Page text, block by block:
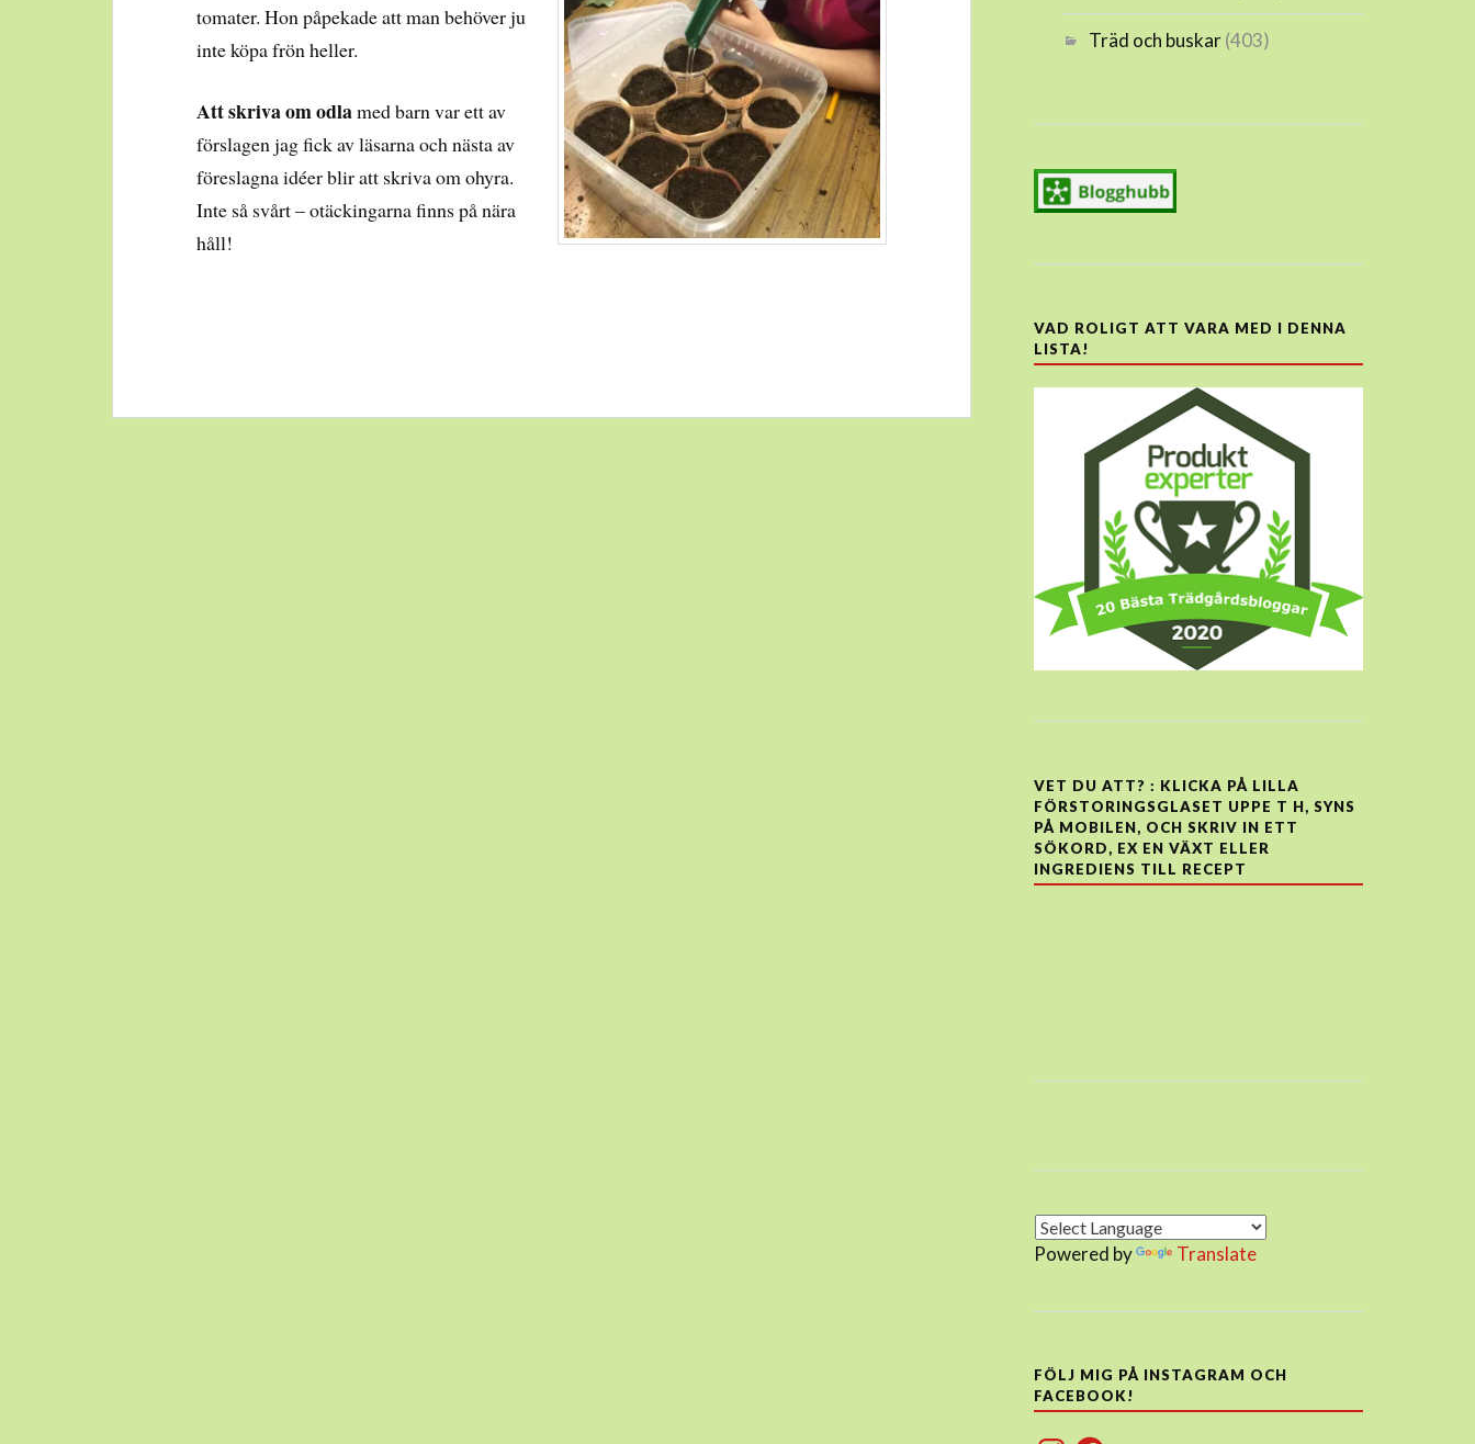
tomater. Hon påpekade att man behöver ju
inte köpa frön heller.
Att skriva om odlamed barn var ett av
förslagen jag fick av läsarna och nästa av
föreslagna idéer blir att skriva om ohyra.
Inte så svårt – otäckingarna finns på nära
håll!
Träd och buskar(403)
VAD ROLIGT ATT VARA MED I DENNA
LISTA!
VET DU ATT? : KLICKA PÅ LILLA
FÖRSTORINGSGLASET UPPE T H, SYNS
PÅ MOBILEN, OCH SKRIV IN ETT
SÖKORD, EX EN VÄXT ELLER
INGREDIENS TILL RECEPT
Powered by Translate
FÖLJ MIG PÅ INSTAGRAM OCH
FACEBOOK!